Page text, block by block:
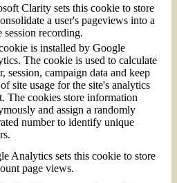
Clarity sets this cookie to store
a user's pageviews into a
session recording.
is installed by Google
The cookie is used to calculate
session, campaign data and keep
site usage for the site's analytics
The cookies store information
and assign a randomly
number to identify unique
Analytics sets this cookie to store
page views.